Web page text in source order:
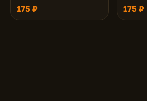
175 ₽ 175 ₽